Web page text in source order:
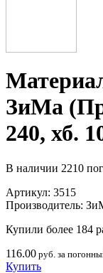
ЗиМа
240, хб.
В наличии 2210
Артикул: 3515
Производитель:
Купили более 184
116.00 руб. за
Купить